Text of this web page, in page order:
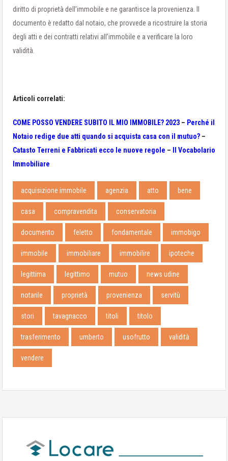
diritto di proprietà dell’immobile e ne garantisce la provenienza. Il
documento è redatto dal notaio, che provvede a ricostruire la storia
degli atti e dei contratti relativi all’immobile e a verificare la loro
validità.
Articoli correlati:
COME POSSO VENDERE SUBITO IL MIO IMMOBILE? 2023 – Perché il
Notaio redige due atti quando si acquista casa con il mutuo? –
Catasto Terreni e Fabbricati ecco le nuove regole –
Il Vocabolario
Immobiliare
acquisizione immobile agenzia atto bene
casa compravendita conservatoria
documento feletto fondamentale immobigo
immobile immobiliare immobilire ipoteche
legittima legittimo mutuo news udine
notarile proprietà provenienza servitù
stori tavagnacco titoli titolo
trasferimento umberto usofrutto validità
vendere